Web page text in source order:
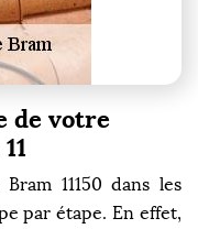
de votre
11150 dans les
par étape. En effet,